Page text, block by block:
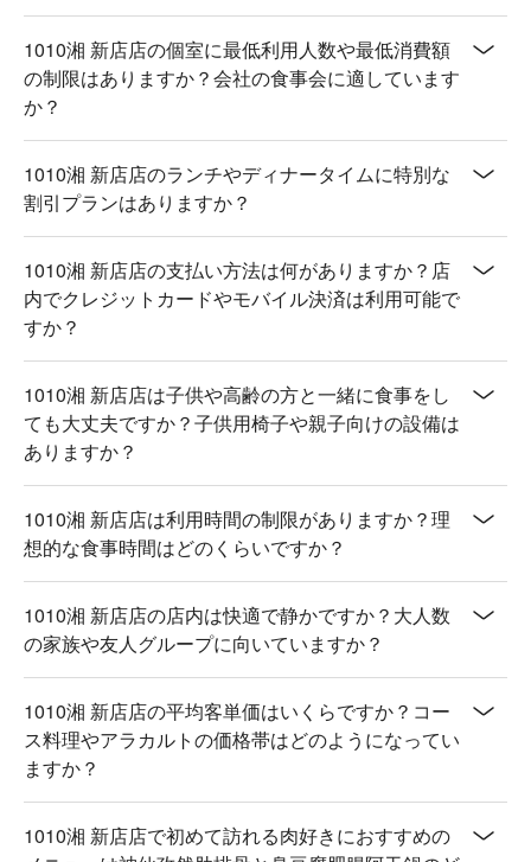
1010湘 新店店の個室に最低利用人数や最低消費額
の制限はありますか？会社の食事会に適しています
か？
1010湘 新店店のランチやディナータイムに特別な
割引プランはありますか？
1010湘 新店店の支払い方法は何がありますか？店
内でクレジットカードやモバイル決済は利用可能で
すか？
1010湘 新店店は子供や高齢の方と一緒に食事をし
ても大丈夫ですか？子供用椅子や親子向けの設備は
ありますか？
1010湘 新店店は利用時間の制限がありますか？理
想的な食事時間はどのくらいですか？
1010湘 新店店の店内は快適で静かですか？大人数
の家族や友人グループに向いていますか？
1010湘 新店店の平均客単価はいくらですか？コー
ス料理やアラカルトの価格帯はどのようになってい
ますか？
1010湘 新店店で初めて訪れる肉好きにおすすめの